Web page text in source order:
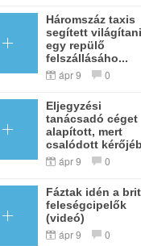
Háromszáz taxis
segített világítani
egy repülő
felszállásáho...
ápr 9 0
Eljegyzési
tanácsadó céget
alapított, mert
csalódott
ápr 9 0
Fáztak idén a brit
feleségcipelők
(videó)
ápr 9 0